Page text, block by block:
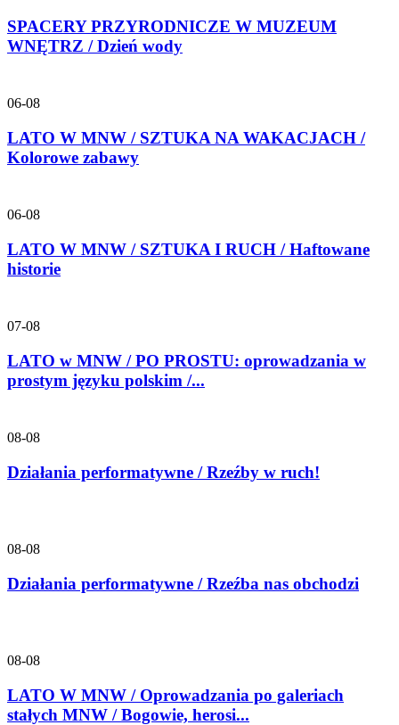
SPACERY PRZYRODNICZE W MUZEUM
WNĘTRZ / Dzień wody
06-08
LATO W MNW / SZTUKA NA WAKACJACH /
Kolorowe zabawy
06-08
LATO W MNW / SZTUKA I RUCH / Haftowane
historie
07-08
LATO w MNW / PO PROSTU: oprowadzania w
prostym języku polskim /...
08-08
Działania performatywne / Rzeźby w ruch!
08-08
Działania performatywne / Rzeźba nas obchodzi
08-08
LATO W MNW / Oprowadzania po galeriach
stałych MNW / Bogowie, herosi...